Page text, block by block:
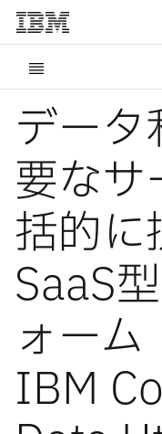
デー
要なサ
括的に
SaaS
ォーム
IBM